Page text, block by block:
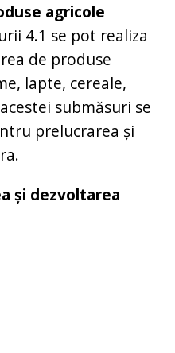
agricole
4.1 se pot realiza
de produse
lapte, cereale,
submăsuri se
prelucrarea și
și dezvoltarea